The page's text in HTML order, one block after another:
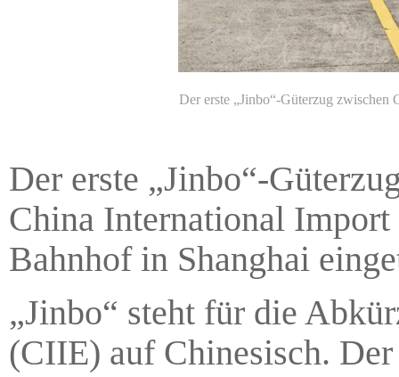
Der erste „Jinbo“-Güterzug
Der erste „Jinbo“-
China International
Bahnhof in Shanghai
„Jinbo“ steht für die
(CIIE) auf Chinesisch.